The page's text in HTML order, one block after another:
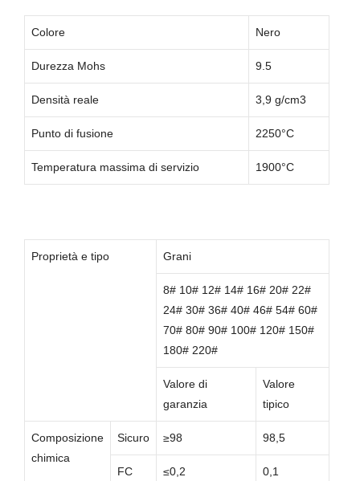
Colore Nero
Durezza Mohs 9.5
Densità reale 3,9 g/cm3
Punto di fusione 2250°C
Temperatura massima di servizio 1900°C
Proprietà e tipo Grani
8# 10# 12# 14# 16# 20# 22#
24# 30# 36# 40# 46# 54# 60#
70# 80# 90# 100# 120# 150#
180# 220#
Valore di
garanzia
Valore
tipico
Composizione
chimica
Sicuro ≥98 98,5
FC ≤0,2 0,1